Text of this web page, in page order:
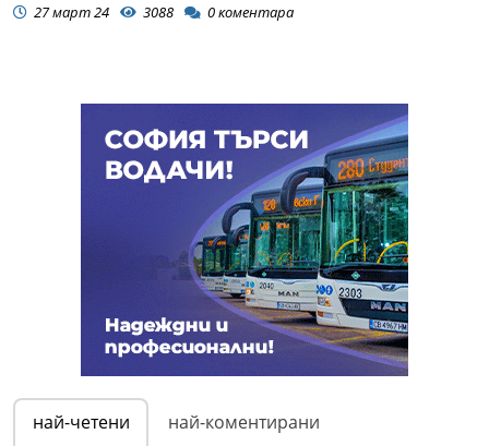
27 март 24 3088 0коментара
най-четени най-коментирани